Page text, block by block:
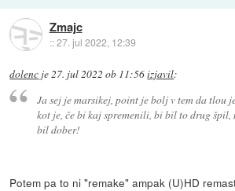
Zmajc
::27. jul 2022, 12:39
dolenc je27. jul 2022 ob 11:56izjavil:
Ja sej je marsikej, point je bolj v tem da tlou
kot je, če bi kaj spremenili, bi bil to drug špil,
bil dober!
Potem pa to ni "remake" ampak (U)HD